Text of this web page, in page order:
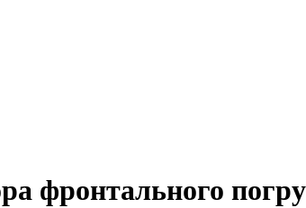
фронтального